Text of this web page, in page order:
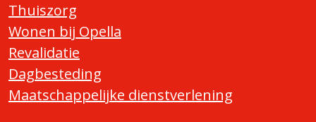
Thuiszorg
Wonen bij Opella
Revalidatie
Dagbesteding
Maatschappelijke dienstverlening